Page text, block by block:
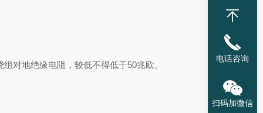
对地绝缘电阻， 较低不得低于50兆欧‌。
电话咨询
扫码加微信